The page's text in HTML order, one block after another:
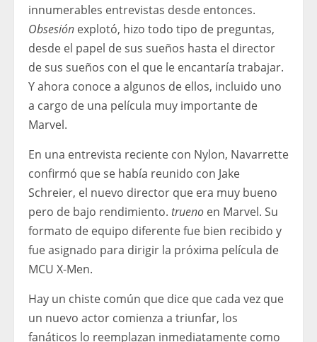
innumerables entrevistas desde entonces.
Obsesión explotó, hizo todo tipo de preguntas,
desde el papel de sus sueños hasta el director
de sus sueños con el que le encantaría trabajar.
Y ahora conoce a algunos de ellos, incluido uno
a cargo de una película muy importante de
Marvel.
En una entrevista reciente con Nylon, Navarrette
confirmó que se había reunido con Jake
Schreier, el nuevo director que era muy bueno
pero de bajo rendimiento. trueno en Marvel. Su
formato de equipo diferente fue bien recibido y
fue asignado para dirigir la próxima película de
MCU X-Men.
Hay un chiste común que dice que cada vez que
un nuevo actor comienza a triunfar, los
fanáticos lo reemplazan inmediatamente como